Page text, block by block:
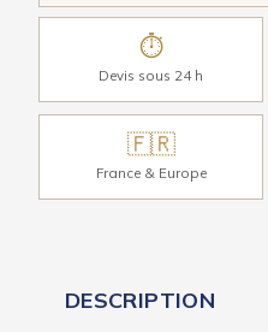
⏱
Devis sous 24 h
🇫🇷
France & Europe
DESCRIPTION